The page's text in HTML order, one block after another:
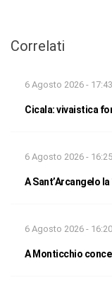
Correlati
6 Agosto 2026 - 17:43
Cicala: vivaistica
6 Agosto 2026 - 16:25
A Sant’Arcangelo
6 Agosto 2026 - 16:20
A Monticchio